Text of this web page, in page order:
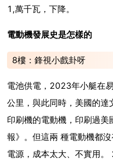
1,萬千瓦，下降。
電動機發展史是怎樣的
8樓：鋒視小戲卦呀
電池供電，2023年小艇在
公里，與此同時，美國的達
印刷機的電動機，印刷過
報》。但這兩 種電動機都
電源，成本太大、不實用